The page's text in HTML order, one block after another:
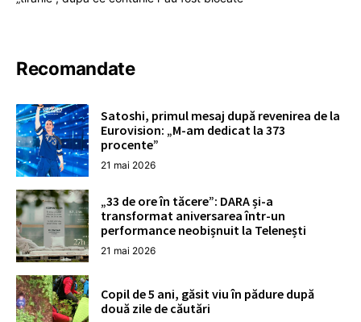
Recomandate
Satoshi, primul mesaj după revenirea de la
Eurovision: „M-am dedicat la 373
procente”
21 mai 2026
„33 de ore în tăcere”: DARA și-a
transformat aniversarea într-un
performance neobișnuit la Telenești
21 mai 2026
Copil de 5 ani, găsit viu în pădure după
două zile de căutări